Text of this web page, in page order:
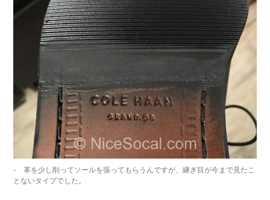
革を少し削ってソールを張ってもらうんですが、継ぎ目が今まで見たこ
とないタイプでした。